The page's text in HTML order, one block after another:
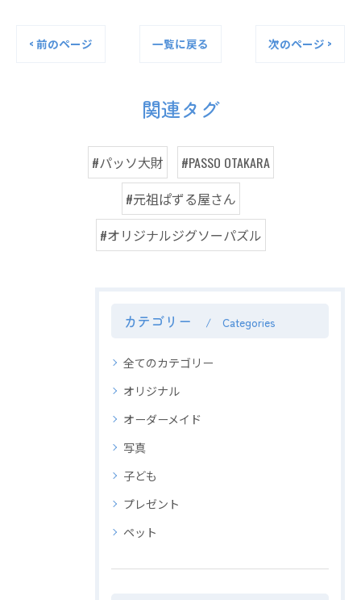
< 前のページ 一覧に戻る 次のページ >
関連タグ
#パッソ大財
#PASSO OTAKARA
#元祖ぱずる屋さん
#オリジナルジグソーパズル
カテゴリー Categories
全てのカテゴリー
オリジナル
オーダーメイド
写真
子ども
プレゼント
ペット